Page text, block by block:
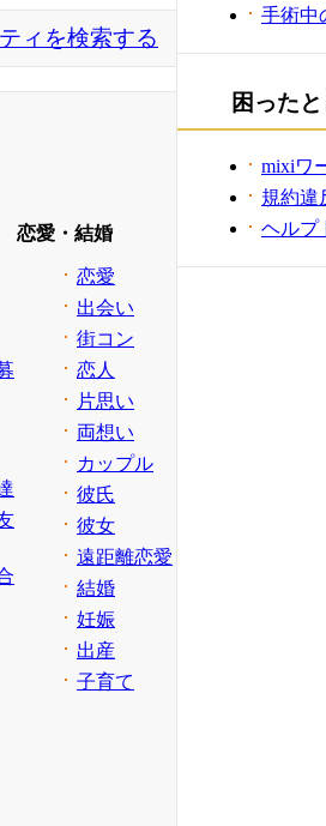
ィを検索する
恋愛・結婚
恋愛
出会い
街コン
恋人
片思い
両想い
カップル
彼氏
彼女
遠距離恋愛
結婚
妊娠
出産
子育て
手術中
困った
mixiワ
規約違
ヘルプ